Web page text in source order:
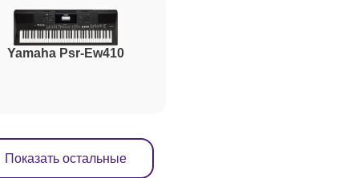
от 70 минут
Yamaha Psr-Ew410
Показать остальные